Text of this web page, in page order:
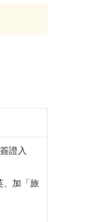
證入
、加「旅